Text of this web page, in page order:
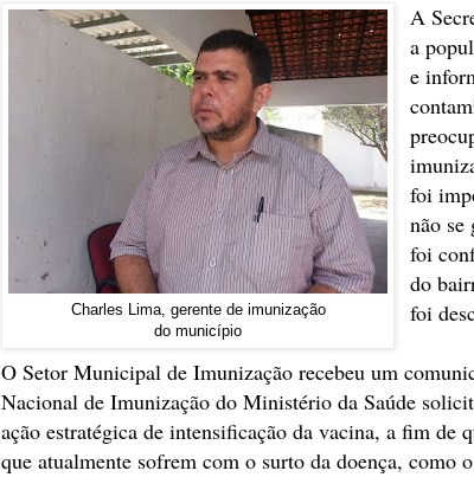
Charles Lima, gerente de imunização
do município
A
a
e
foi
não se
foi
do
foi
O Setor Municipal de Imunização recebeu um
Nacional de Imunização do Ministério da Saúde
ação estratégica de intensificação da vacina, a fim de
que atualmente sofrem com o surto da doença, como